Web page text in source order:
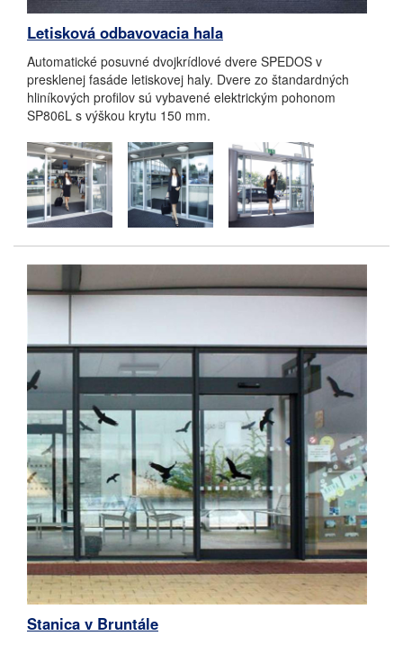
Letisková odbavovacia hala
Automatické posuvné dvojkrídlové dvere SPEDOS v
presklenej fasáde letiskovej haly. Dvere zo štandardných
hliníkových profilov sú vybavené elektrickým pohonom
SP806L s výškou krytu 150 mm.
Stanica v Bruntále